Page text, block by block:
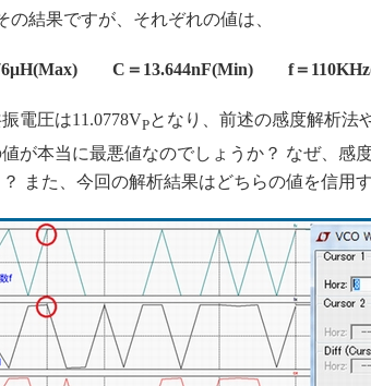
結果ですが、それぞれの値は、
C＝13.644nF(Min) f＝
電圧は11.0778VPとなり、前述の感度解析法
が本当に最悪値なのでしょうか？ なぜ、感
また、今回の解析結果はどちらの値を信用